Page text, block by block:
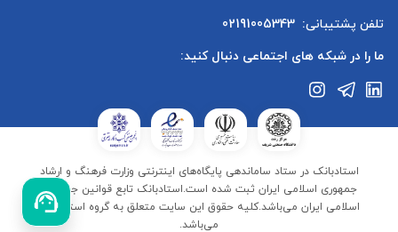
تلفن پشتیبانی: 02191005343
ما را در شبکه های اجتماعی دنبال کنید:
استادبانک در ستاد ساماندهی پایگاه‌های اینترنتی وزارت فرهنگ و ارشاد
جمهوری اسلامی ایران ثبت شده است.استادبانک تابع قوانین جمهوری
اسلامی ایران می‌باشد.کلیه حقوق این سایت متعلق به گروه استادبانک
می‌باشد.